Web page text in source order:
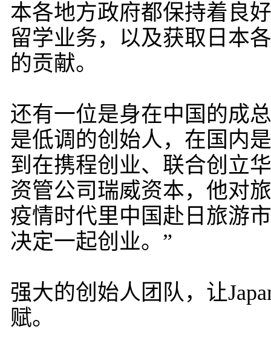
本各地方政府都保持着良
留学业务，以及获取日本
的贡献。
还有一位是身在中国的成
是低调的创始人，在国内
到在携程创业、联合创立
资管公司瑞威资本，他对
疫情时代里中国赴日旅游
决定一起创业。”
强大的创始人团队，让
赋。